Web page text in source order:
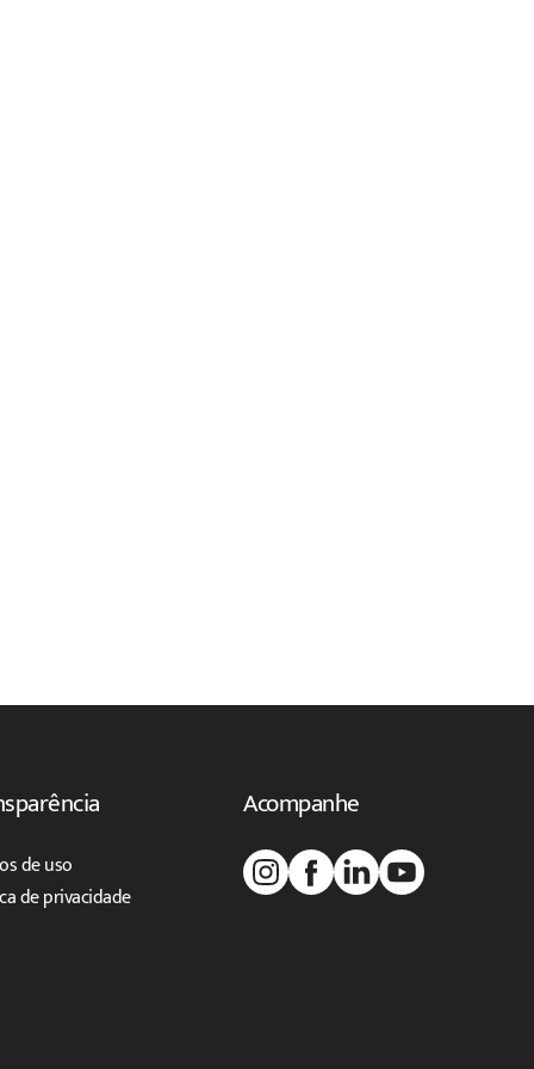
de uso
de privacidade
Acompanhe